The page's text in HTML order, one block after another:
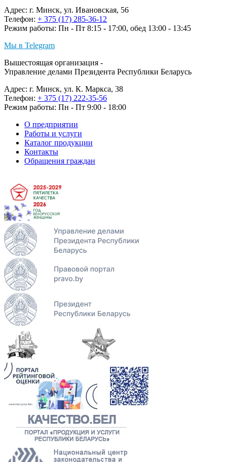
Адрес: г. Минск, ул. Ивановская, 56
Телефон: + 375 (17) 285-36-12
Режим работы: Пн - Пт 8:15 - 17:00, обед 13:00 - 13:45
Мы в Telegram
Вышестоящая организация -
Управление делами Президента Республики Беларусь
Адрес: г. Минск, ул. К. Маркса, 38
Телефон: + 375 (17) 222-35-56
Режим работы: Пн - Пт 9:00 - 18:00
О предприятии
Работы и услуги
Каталог продукции
Контакты
Обращения граждан